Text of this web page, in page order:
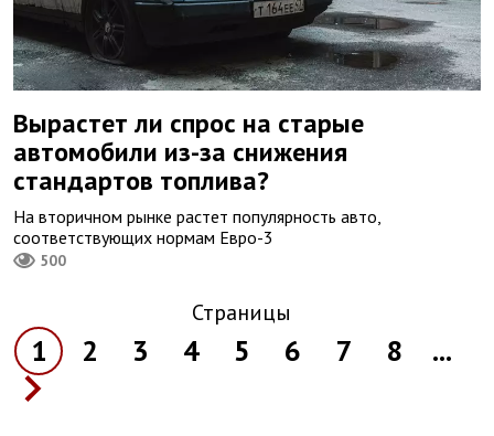
Вырастет ли спрос на старые
автомобили из-за снижения
стандартов топлива?
На вторичном рынке растет популярность авто,
соответствующих нормам Евро-3
500
Страницы
1 2 3 4 5 6 7 8 ...